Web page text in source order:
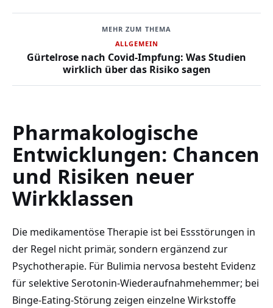
MEHR ZUM THEMA
ALLGEMEIN
Gürtelrose nach Covid-Impfung: Was Studien
wirklich über das Risiko sagen
Pharmakologische
Entwicklungen: Chancen
und Risiken neuer
Wirkklassen
Die medikamentöse Therapie ist bei Essstörungen in
der Regel nicht primär, sondern ergänzend zur
Psychotherapie. Für Bulimia nervosa besteht Evidenz
für selektive Serotonin-Wiederaufnahmehemmer; bei
Binge-Eating-Störung zeigen einzelne Wirkstoffe